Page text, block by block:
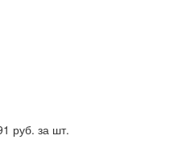
руб. за шт.